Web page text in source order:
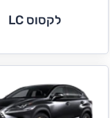
לקסוס LC